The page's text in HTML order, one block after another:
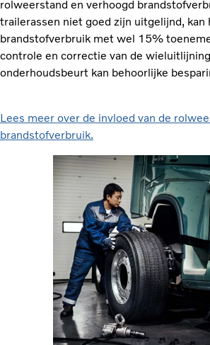
rolweerstand en verhoogd
trailerassen niet goed zijn uitgelijnd, kan
brandstofverbruik met wel 15%
controle en correctie van de
onderhoudsbeurt kan behoorlijke
Lees meer over de invloed van de
brandstofverbruik.